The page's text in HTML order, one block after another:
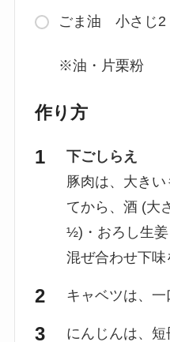
ごま油 小さじ2
※油・片栗粉
作り方
下ごしらえ
豚肉は、大き
てから、酒 (大
½)・おろし生姜
混ぜ合わせ下味
キャベツは、一
にんじんは、短